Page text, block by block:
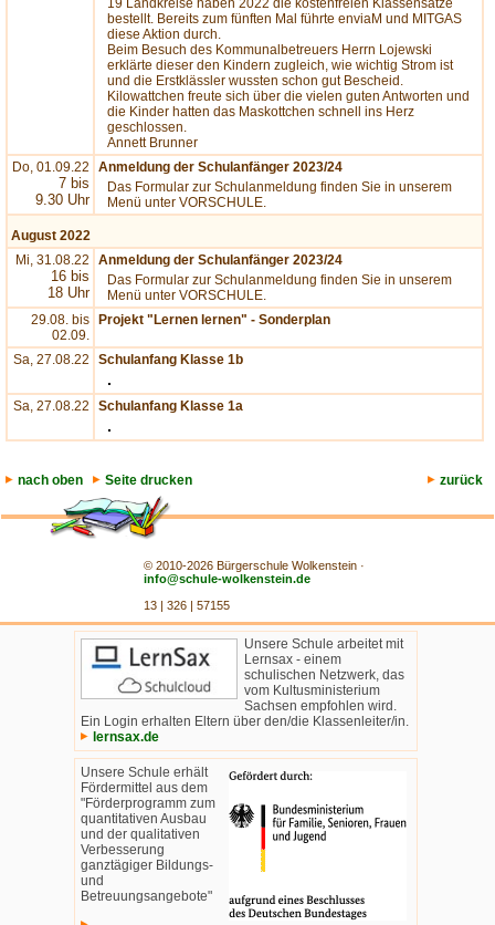
19 Landkreise haben 2022 die kostenfreien Klassensätze
bestellt. Bereits zum fünften Mal führte enviaM und MITGAS
diese Aktion durch.
Beim Besuch des Kommunalbetreuers Herrn Lojewski
erklärte dieser den Kindern zugleich, wie wichtig Strom ist
und die Erstklässler wussten schon gut Bescheid.
Kilowattchen freute sich über die vielen guten Antworten und
die Kinder hatten das Maskottchen schnell ins Herz
geschlossen.
Annett Brunner
Do, 01.09.22
7 bis
9.30 Uhr
Anmeldung der Schulanfänger 2023/24
Das Formular zur Schulanmeldung finden Sie in unserem
Menü unter VORSCHULE.
August 2022
Mi, 31.08.22
16 bis
18 Uhr
Anmeldung der Schulanfänger 2023/24
Das Formular zur Schulanmeldung finden Sie in unserem
Menü unter VORSCHULE.
29.08. bis
02.09.
Projekt "Lernen lernen" - Sonderplan
Sa, 27.08.22 Schulanfang Klasse 1b
Sa, 27.08.22 Schulanfang Klasse 1a
nach oben Seite drucken zurück
© 2010-2026 Bürgerschule Wolkenstein ·
info@schule-wolkenstein.de
13 | 326 | 57155
Unsere Schule arbeitet mit
Lernsax - einem
schulischen Netzwerk, das
vom Kultusministerium
Sachsen empfohlen wird.
Ein Login erhalten Eltern über den/die Klassenleiter/in.
lernsax.de
Unsere Schule erhält
Fördermittel aus dem
"Förderprogramm zum
quantitativen Ausbau
und der qualitativen
Verbesserung
ganztägiger Bildungs-
und
Betreuungsangebote"